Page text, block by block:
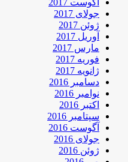
جولای 2017
ژوئن 2017
آوریل 2017
مارس 2017
فوریه 2017
ژانویه 2017
دسامبر 2016
نوامبر 2016
اکتبر 2016
سپتامبر 2016
آگوست 2016
جولای 2016
ژوئن 2016